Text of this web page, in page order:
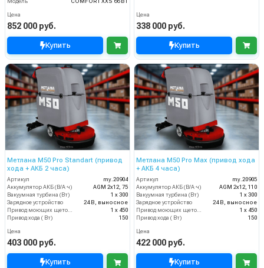
Цена
852 000 руб.
Купить
Цена
338 000 руб.
Купить
Метлана М50 Pro Standart (привод
хода + АКБ 2 часа)
Артикул
my.20904
Аккумулятор АКБ (В/А·ч)
AGM 2х12, 75
Вакуумная турбина (Вт)
1 х 300
Зарядное устройство
24 В, выносное
Привод моющих щеток (Вт)
1 х 450
Привод хода ( Вт)
150
Цена
403 000 руб.
Купить
Метлана M50 Pro Max (привод хода
+ АКБ 4 часа)
Артикул
my.20905
Аккумулятор АКБ (В/А·ч)
AGM 2х12, 110
Вакуумная турбина (Вт)
1 х 300
Зарядное устройство
24 В, выносное
Привод моющих щеток (Вт)
1 х 450
Привод хода ( Вт)
150
Цена
422 000 руб.
Купить